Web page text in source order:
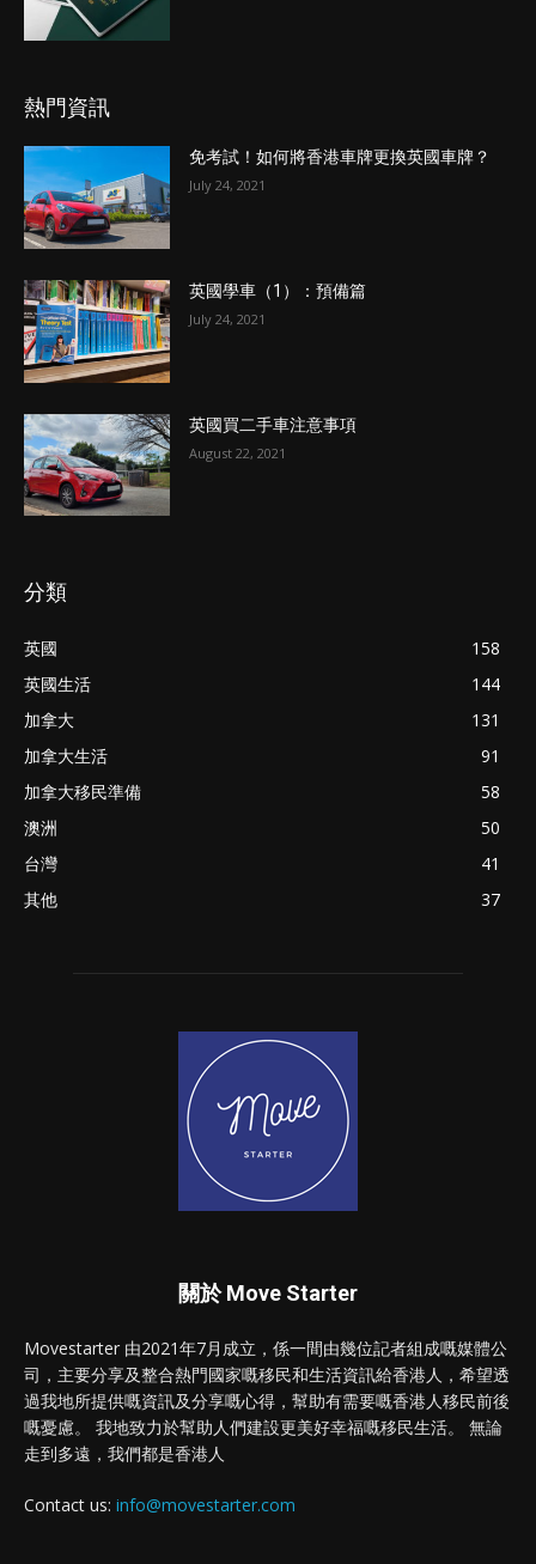
熱門資訊
免考試！如何將香港車牌更換英國車牌？
July 24, 2021
英國學車（1）：預備篇
July 24, 2021
英國買二手車注意事項
August 22, 2021
分類
英國
158
英國生活
144
加拿大
131
加拿大生活
91
加拿大移民準備
58
澳洲
50
台灣
41
其他
37
關於 Move Starter
Movestarter 由2021年7月成立，係一間由幾位記者組成嘅媒體公
司，主要分享及整合熱門國家嘅移民和生活資訊給香港人，希望透
過我地所提供嘅資訊及分享嘅心得，幫助有需要嘅香港人移民前後
嘅憂慮。 我地致力於幫助人們建設更美好幸福嘅移民生活。 無論
走到多遠，我們都是香港人
Contact us: info@movestarter.com